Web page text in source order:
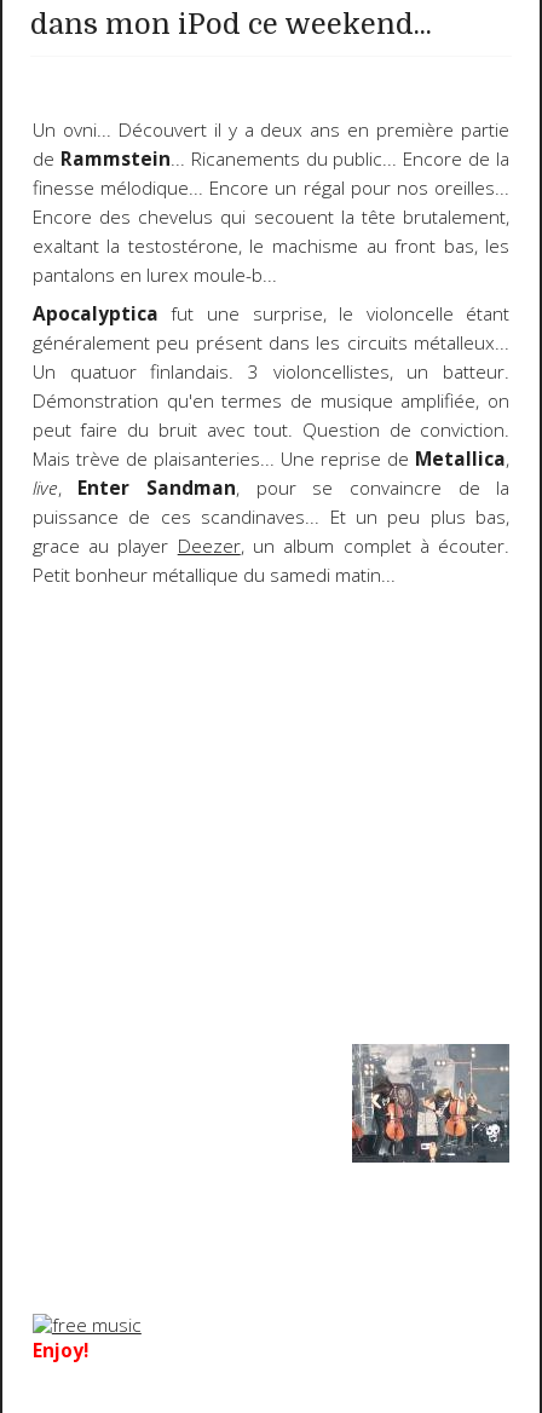
dans mon iPod ce weekend...
Un ovni... Découvert il y a deux ans en première partie
de Rammstein... Ricanements du public... Encore de la
finesse mélodique... Encore un régal pour nos oreilles...
Encore des chevelus qui secouent la tête brutalement,
exaltant la testostérone, le machisme au front bas, les
pantalons en lurex moule-b...
Apocalyptica fut une surprise, le violoncelle étant
généralement peu présent dans les circuits métalleux...
Un quatuor finlandais. 3 violoncellistes, un batteur.
Démonstration qu'en termes de musique amplifiée, on
peut faire du bruit avec tout. Question de conviction.
Mais trève de plaisanteries... Une reprise de Metallica,
live, Enter Sandman, pour se convaincre de la
puissance de ces scandinaves... Et un peu plus bas,
grace au player Deezer, un album complet à écouter.
Petit bonheur métallique du samedi matin...
Enjoy!